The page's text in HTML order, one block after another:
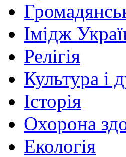
Імідж
Релігія
Культура і
Історія
Охорона
Екологія